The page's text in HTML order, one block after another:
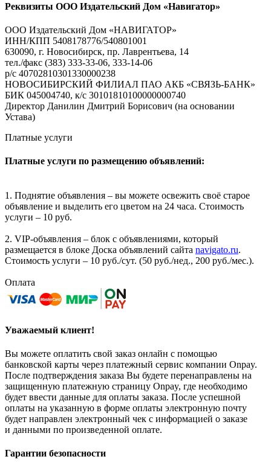
Реквизиты ООО Издательский Дом «Навигатор»
ООО Издательский Дом «НАВИГАТОР»
ИНН/КПП 5408178776/540801001
630090, г. Новосибирск, пр. Лаврентьева, 14
тел./факс (383) 333-33-06, 333-14-06
р/с 40702810301330000238
НОВОСИБИРСКИЙ ФИЛИАЛ ПАО АКБ «СВЯЗЬ-БАНК»
БИК 045004740, к/с 30101810100000000740
Директор Данилин Дмитрий Борисович (на основании
Устава)
Платные услуги
Платные услуги по размещению объявлений:
1. Поднятие объявления – вы можете освежить своё старое
объявление и выделить его цветом на 24 часа. Стоимость
услуги – 10 руб.
2. VIP-объявления – блок с объявлениями, который
размещается в блоке Доска объявлений сайта navigato.ru.
Стоимость услуги – 10 руб./сут. (50 руб./нед., 200 руб./мес.).
Оплата
Уважаемый клиент!
Вы можете оплатить свой заказ онлайн с помощью
банковской карты через платежный сервис компании Onpay.
После подтверждения заказа Вы будете перенаправлены на
защищенную платежную страницу Onpay, где необходимо
будет ввести данные для оплаты заказа. После успешной
оплаты на указанную в форме оплаты электронную почту
будет направлен электронный чек с информацией о заказе
и данными по произведенной оплате.
Гарантии безопасности